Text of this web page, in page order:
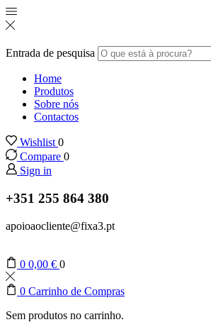
Entrada de pesquisa
Home
Produtos
Sobre nós
Contactos
Wishlist 0
Compare 0
Sign in
+351 255 864 380
apoioaocliente@fixa3.pt
0 0,00 € 0
0 Carrinho de Compras
Sem produtos no carrinho.